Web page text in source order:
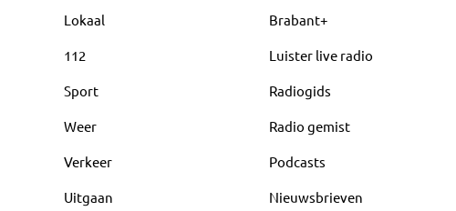
Lokaal
112
Sport
Weer
Verkeer
Uitgaan
Brabant+
Luister live radio
Radiogids
Radio gemist
Podcasts
Nieuwsbrieven